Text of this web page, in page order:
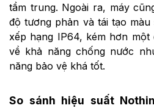
tầm trung. Ngoài ra, máy
độ tương phản và tái tạo
xếp hạng IP64, kém hơn
về khả năng chống nước
năng bảo vệ khá tốt.
So sánh hiệu suất